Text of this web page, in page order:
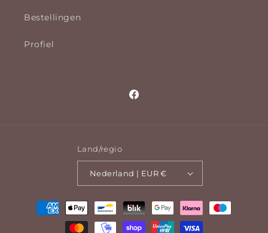
Bestellingen
Profiel
Facebook
Land/regio
Nederland | EUR €
Betaalmethoden